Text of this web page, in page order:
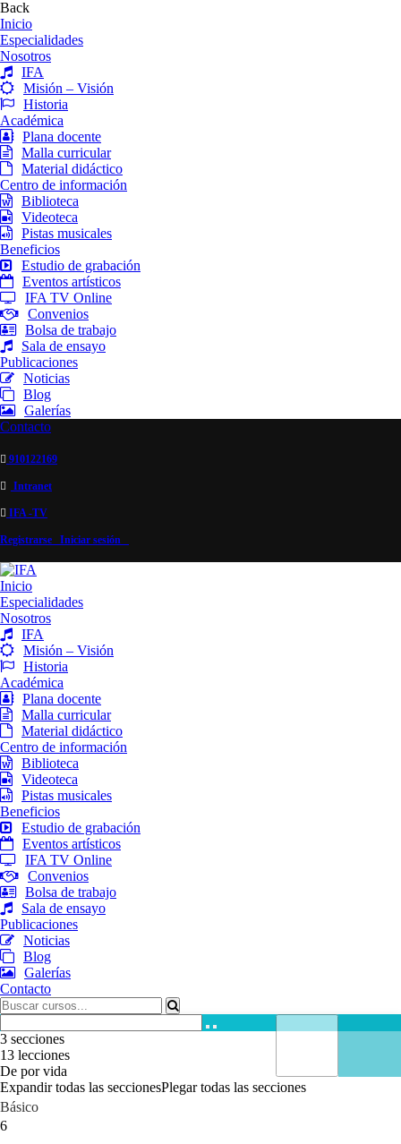
Back
Inicio
Especialidades
Nosotros
IFA
Misión – Visión
Historia
Académica
Plana docente
Malla curricular
Material didáctico
Centro de información
Biblioteca
Videoteca
Pistas musicales
Beneficios
Estudio de grabación
Eventos artísticos
IFA TV Online
Convenios
Bolsa de trabajo
Sala de ensayo
Publicaciones
Noticias
Blog
Galerías
Contacto
910122169
Intranet
IFA -TV
Registrarse Iniciar sesión
Inicio
Especialidades
Nosotros
IFA
Misión – Visión
Historia
Académica
Plana docente
Malla curricular
Material didáctico
Centro de información
Biblioteca
Videoteca
Pistas musicales
Beneficios
Estudio de grabación
Eventos artísticos
IFA TV Online
Convenios
Bolsa de trabajo
Sala de ensayo
Publicaciones
Noticias
Blog
Galerías
Contacto
3 secciones
13 lecciones
De por vida
Expandir todas las seccionesPlegar todas las secciones
Básico
6